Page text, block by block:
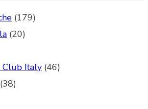
(179)
(20)
Club Italy (46)
(38)